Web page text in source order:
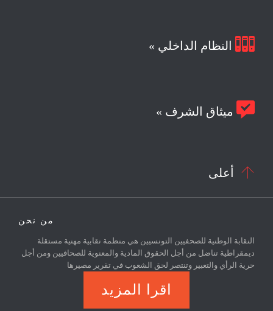
 النظام الداخلي »
 ميثاق الشرف »
 أعلى
من نحن
النقابة الوطنية للصحفيين التونسيين هي منظمة نقابية مهنية مستقلة
ديمقراطية تناضل من أجل الحقوق المادية والمعنوية للصحافيين ومن أجل
حرية الرأي والتعبير وتنتصر لحق الشعوب في تقرير مصيرها
اقرا المزيد